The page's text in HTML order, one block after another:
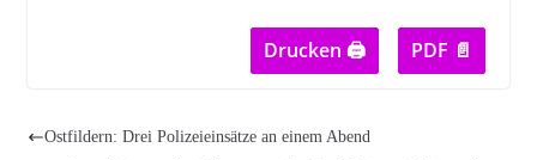
Drucken 🖨 PDF 📄
Ostfildern: Drei Polizeieinsätze an einem Abend